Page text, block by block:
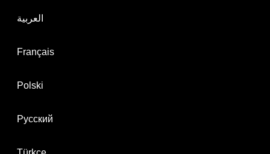
العربية
Français
Polski
Русский